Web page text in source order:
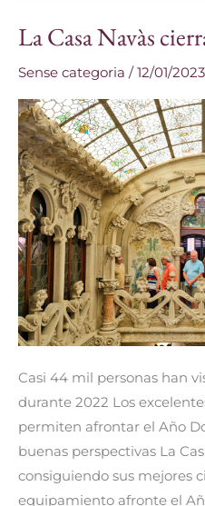
La Casa Navàs
Sense categoria / 12/01/2023
Casi 44 mil personas han
durante 2022 Los
permiten afrontar el Año
buenas perspectivas La
consiguiendo sus mejores
equipamiento afronte el
La
Navàs
cierra
su
mejor
año